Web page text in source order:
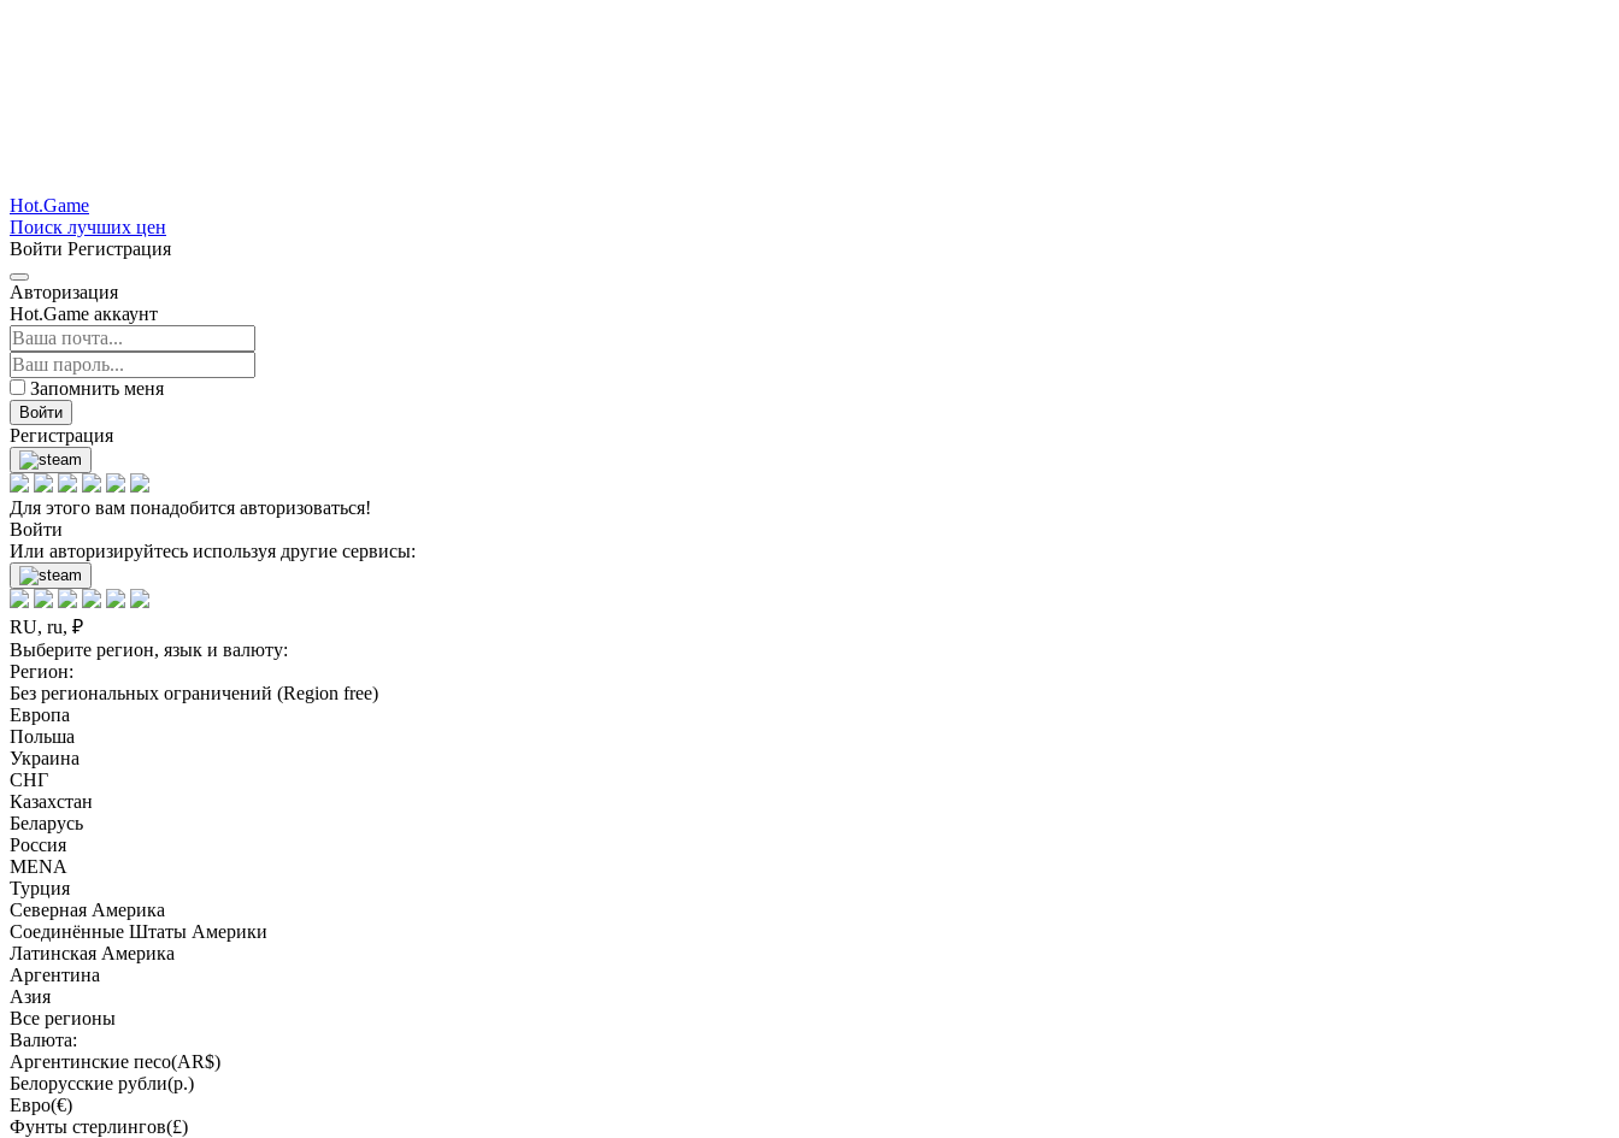
Hot.Game
Поиск лучших цен
Войти Регистрация
Авторизация
Hot.Game аккаунт
Запомнить меня
Войти
Регистрация
Для этого вам понадобится авторизоваться!
Войти
Или авторизируйтесь используя другие сервисы:
RU, ru, ₽
Выберите регион, язык и валюту:
Регион:
Без региональных ограничений (Region free)
Европа
Польша
Украина
СНГ
Казахстан
Беларусь
Россия
MENA
Турция
Северная Америка
Соединённые Штаты Америки
Латинская Америка
Аргентина
Азия
Все регионы
Валюта:
Аргентинские песо(AR$)
Белорусские рубли(р.)
Евро(€)
Фунты стерлингов(£)